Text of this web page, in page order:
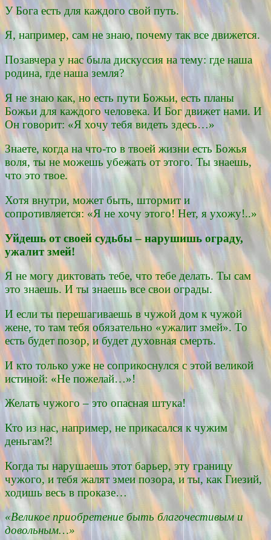
У Бога есть для каждого свой путь.
Я, например, сам не знаю, почему так все движется.
Позавчера у нас была дискуссия на тему: где наша
родина, где наша земля?
Я не знаю как, но есть пути Божьи, есть планы
Божьи для каждого человека. И Бог движет нами. И
Он говорит: «Я хочу тебя видеть здесь…»
Знаете, когда на что-то в твоей жизни есть Божья
воля, ты не можешь убежать от этого. Ты знаешь,
что это твое.
Хотя внутри, может быть, штормит и
сопротивляется: «Я не хочу этого! Нет, я ухожу!..»
Уйдешь от своей судьбы – нарушишь ограду,
ужалит змей!
Я не могу диктовать тебе, что тебе делать. Ты сам
это знаешь. И ты знаешь все свои ограды.
И если ты перешагиваешь в чужой дом к чужой
жене, то там тебя обязательно «ужалит змей». То
есть будет позор, и будет духовная смерть.
И кто только уже не соприкоснулся с этой великой
истиной: «Не пожелай…»!
Желать чужого – это опасная штука!
Кто из нас, например, не прикасался к чужим
деньгам?!
Когда ты нарушаешь этот барьер, эту границу
чужого, и тебя жалят змеи позора, и ты, как Гиезий,
ходишь весь в проказе…
«Великое приобретение быть благочестивым и
довольным…»